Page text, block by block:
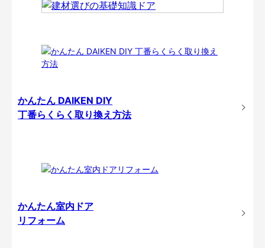
かんたん DAIKEN DIY
丁番らくらく取り換え方法
かんたん室内ドア
リフォーム